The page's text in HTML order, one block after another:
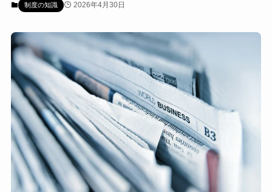
制度の知識 2026年4月30日